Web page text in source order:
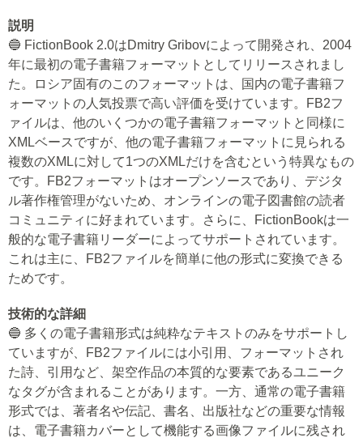
説明
🔵 FictionBook 2.0はDmitry Gribovによって開発され、2004
年に最初の電子書籍フォーマットとしてリリースされまし
た。ロシア固有のこのフォーマットは、国内の電子書籍フ
ォーマットの人気投票で高い評価を受けています。FB2フ
ァイルは、他のいくつかの電子書籍フォーマットと同様に
XMLベースですが、他の電子書籍フォーマットに見られる
複数のXMLに対して1つのXMLだけを含むという特異なもの
です。FB2フォーマットはオープンソースであり、デジタ
ル著作権管理がないため、オンラインの電子図書館の読者
コミュニティに好まれています。さらに、FictionBookは一
般的な電子書籍リーダーによってサポートされています。
これは主に、FB2ファイルを簡単に他の形式に変換できる
ためです。
技術的な詳細
🔵 多くの電子書籍形式は純粋なテキストのみをサポートし
ていますが、FB2ファイルには小引用、フォーマットされ
た詩、引用など、架空作品の本質的な要素であるユニーク
なタグが含まれることがあります。一方、通常の電子書籍
形式では、著者名や伝記、書名、出版社などの重要な情報
は、電子書籍カバーとして機能する画像ファイルに残され